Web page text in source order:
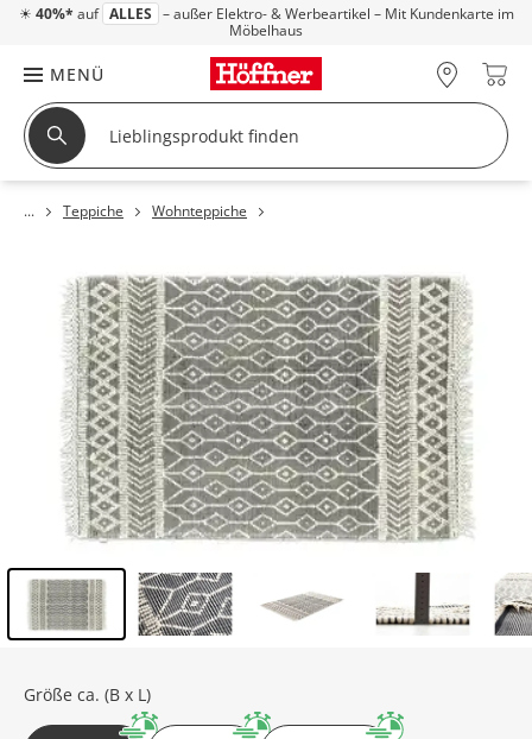
☀ 40%* auf ALLES – außer Elektro- & Werbeartikel – Mit Kundenkarte im
Möbelhaus
MENÜ
Teppiche Wohnteppiche
Größe ca. (B x L)